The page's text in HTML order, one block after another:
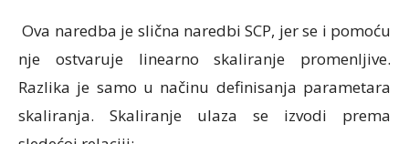
Ova naredba je slična naredbi SCP, jer se i pomoću
nje ostvaruje linearno skaliranje promenljive.
Razlika je samo u načinu definisanja parametara
skaliranja. Skaliranje ulaza se izvodi prema